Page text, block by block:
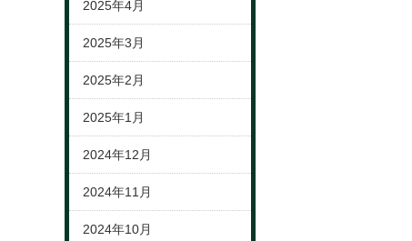
2025年4月
2025年3月
2025年2月
2025年1月
2024年12月
2024年11月
2024年10月